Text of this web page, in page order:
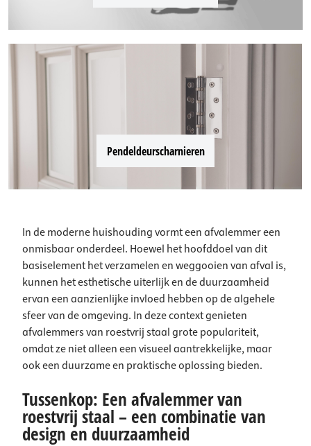
Pendeldeurscharnieren
In de moderne huishouding vormt een afvalemmer een
onmisbaar onderdeel. Hoewel het hoofddoel van dit
basiselement het verzamelen en weggooien van afval is,
kunnen het esthetische uiterlijk en de duurzaamheid
ervan een aanzienlijke invloed hebben op de algehele
sfeer van de omgeving. In deze context genieten
afvalemmers van roestvrij staal grote populariteit,
omdat ze niet alleen een visueel aantrekkelijke, maar
ook een duurzame en praktische oplossing bieden.
Tussenkop: Een afvalemmer van
roestvrij staal – een combinatie van
design en duurzaamheid